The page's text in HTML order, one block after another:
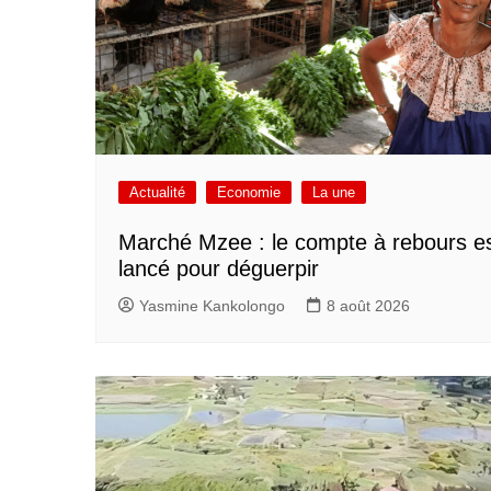
Actualité Economie La une
Marché Mzee : le compte à rebours
lancé pour déguerpir
Yasmine Kankolongo 8 août 2026